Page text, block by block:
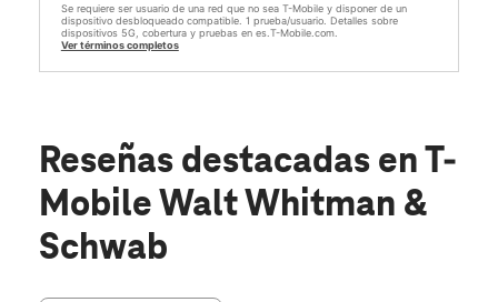
Se requiere ser usuario de una red que no sea T-Mobile y disponer de un
dispositivo desbloqueado compatible. 1 prueba/usuario. Detalles sobre
dispositivos 5G, cobertura y pruebas en es.T-Mobile.com.
Ver términos completos
Reseñas destacadas en T-
Mobile Walt Whitman &
Schwab